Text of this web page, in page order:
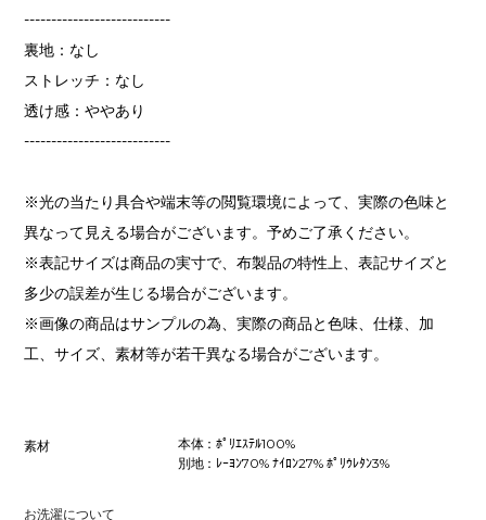
---------------------------
裏地：なし
ストレッチ：なし
透け感：ややあり
---------------------------
※光の当たり具合や端末等の閲覧環境によって、実際の色味と
異なって見える場合がございます。予めご了承ください。
※表記サイズは商品の実寸で、布製品の特性上、表記サイズと
多少の誤差が生じる場合がございます。
※画像の商品はサンプルの為、実際の商品と色味、仕様、加
工、サイズ、素材等が若干異なる場合がございます。
素材
本体：ﾎﾟﾘｴｽﾃﾙ100%
別地：ﾚｰﾖﾝ70% ﾅｲﾛﾝ27% ﾎﾟﾘｳﾚﾀﾝ3%
お洗濯について